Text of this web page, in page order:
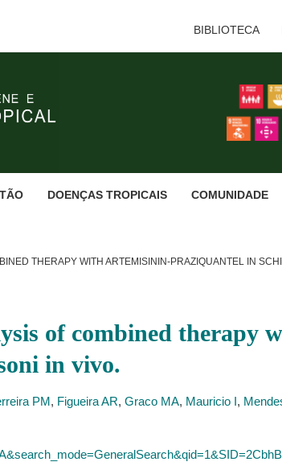
BIBLIOTECA
DOENÇAS TROPICAIS COMUNIDADE
THERAPY WITH ARTEMISININ-PRAZIQUANTEL IN
of combined therapy
in vivo.
PM, Figueira AR, Graco MA, Mauricio I,